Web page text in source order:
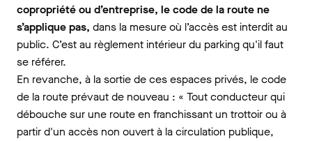
copropriété ou d’entreprise, le code de la route ne
s’applique pas, dans la mesure où l’accès est interdit au
public. C’est au règlement intérieur du parking qu'il faut
se référer.
En revanche, à la sortie de ces espaces privés, le code
de la route prévaut de nouveau : « Tout conducteur qui
débouche sur une route en franchissant un trottoir ou à
partir d'un accès non ouvert à la circulation publique,